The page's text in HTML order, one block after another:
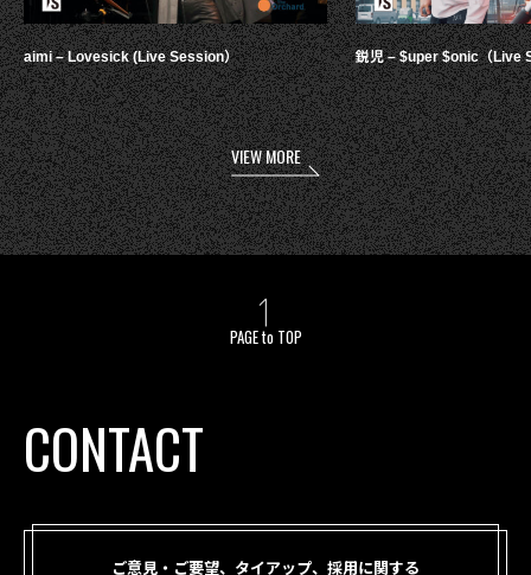
aimi – Lovesick (Live Session） 鋭児 – $uper $onic（Live
VIEW MORE
PAGE to TOP
CONTACT
ご意見・ご要望、タイアップ、採用に関する